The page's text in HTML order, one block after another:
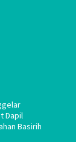
Dapil
Basirih